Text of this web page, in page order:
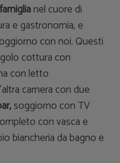
nel cuore di
e gastronomia, e
con noi. Questi
cottura con
con letto
camera con due
soggiorno con TV
con vasca e
biancheria da bagno e